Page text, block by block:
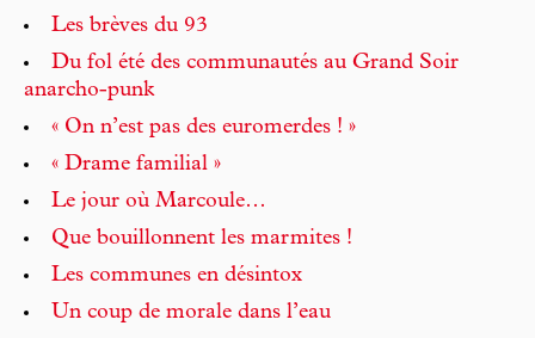
Les brèves du 93
Du fol été des communautés au Grand Soir
anarcho-punk
« On n’est pas des euromerdes ! »
« Drame familial »
Le jour où Marcoule…
Que bouillonnent les marmites !
Les communes en désintox
Un coup de morale dans l’eau